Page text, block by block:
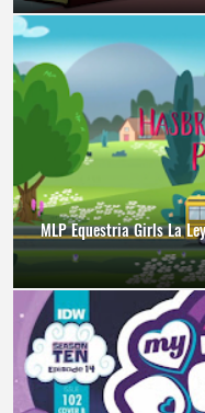
MLP Equestria Girls La